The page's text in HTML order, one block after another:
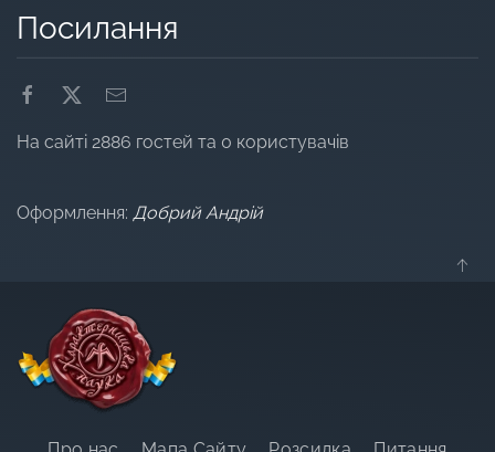
Посилання
На сайті 2886 гостей та 0 користувачів
Оформлення: Добрий Андрій